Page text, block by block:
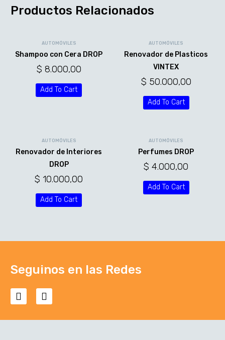
Productos Relacionados
AUTOMÓVILES
Shampoo con Cera DROP
$ 8.000,00
Add To Cart
AUTOMÓVILES
Renovador de Plasticos
VINTEX
$ 50.000,00
Add To Cart
AUTOMÓVILES
Renovador de Interiores
DROP
$ 10.000,00
Add To Cart
AUTOMÓVILES
Perfumes DROP
$ 4.000,00
Add To Cart
Seguinos en las Redes